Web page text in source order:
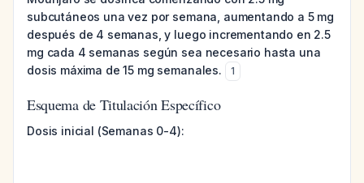
subcutáneos una vez por semana, aumentando a 5 mg
después de 4 semanas, y luego incrementando en 2.5
mg cada 4 semanas según sea necesario hasta una
dosis máxima de 15 mg semanales.
1
Esquema de Titulación Específico
Dosis inicial (Semanas 0-4):